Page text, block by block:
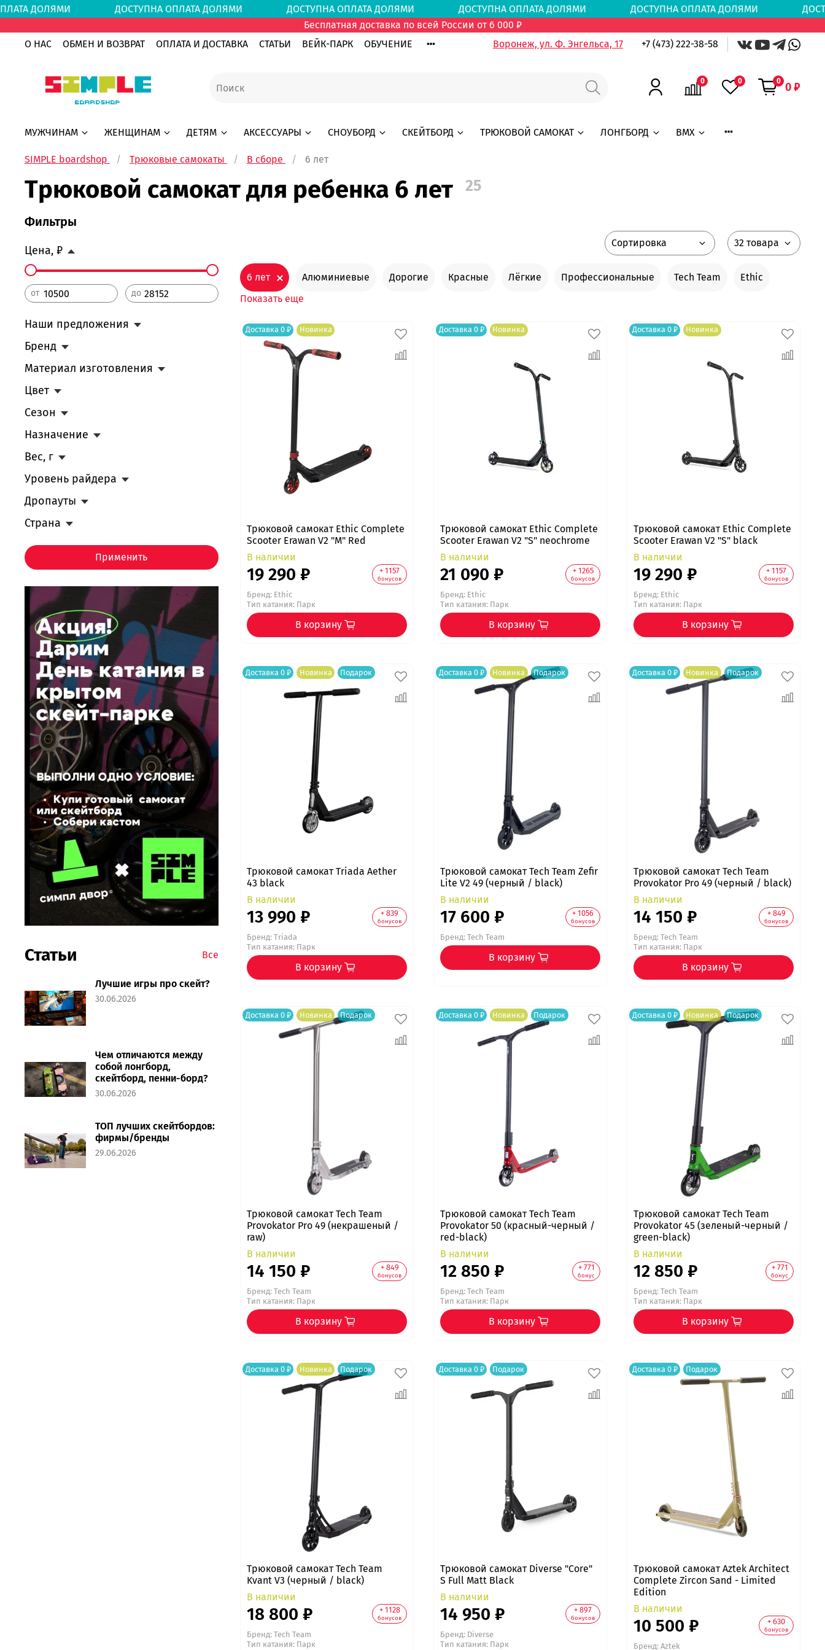
ДОЛЯМИ ДОСТУПНА ОПЛАТА ДОЛЯМИ ДОСТУПНА ОПЛАТА ДОЛЯМИ ДОСТУПНА ОПЛАТА ДОЛЯМИ ДОСТУПНА ОПЛАТА ДОЛЯМИ
Бесплатная доставка по всей России от 6 000 ₽
О НАС
ОБМЕН И ВОЗВРАТ ОПЛАТА И ДОСТАВКА СТАТЬИ ВЕЙК-ПАРК ОБУЧЕНИЕ Воронеж, ул. Ф. Энгельса, 17 +7 (473) 222-38-58
0 0 0 0 ₽
МУЖЧИНАМ ЖЕНЩИНАМ ДЕТЯМ АКСЕССУАРЫ СНОУБОРД СКЕЙТБОРД ТРЮКОВОЙ САМОКАТ ЛОНГБОРД BMX
SIMPLE boardshop Трюковые самокаты В сборе 6 лет
Трюковой самокат для ребенка 6 лет 25
6 лет Алюминиевые Дорогие Красные Лёгкие Профессиональные Tech Team
Ethic
Показать еще
Доставка 0 ₽ Новинка
Трюковой самокат Ethic Complete
Scooter Erawan V2 "M" Red
В наличии
19 290 ₽ + 1157
бонусов
Бренд: Ethic
Тип катания: Парк
В корзину
Доставка 0 ₽ Новинка
Трюковой самокат Ethic Complete
Scooter Erawan V2 "S" neochrome
В наличии
21 090 ₽ + 1265
бонусов
Бренд: Ethic
Тип катания: Парк
В корзину
Доставка 0 ₽ Новинка
Трюковой самокат Ethic Complete
Scooter Erawan V2 "S" black
В наличии
19 290 ₽ + 1157
бонусов
Бренд: Ethic
Тип катания: Парк
В корзину
Доставка 0 ₽ Новинка Подарок
Трюковой самокат Triada Aether
43 black
В наличии
13 990 ₽ + 839
бонусов
Бренд: Triada
Тип катания: Парк
В корзину
Доставка 0 ₽ Новинка Подарок
Трюковой самокат Tech Team Zefir
Lite V2 49 (черный / black)
В наличии
17 600 ₽ + 1056
бонусов
Бренд: Tech Team
В корзину
Доставка 0 ₽ Новинка Подарок
Трюковой самокат Tech Team
Provokator Pro 49 (черный / black)
В наличии
14 150 ₽ + 849
бонусов
Бренд: Tech Team
Тип катания: Парк
В корзину
Доставка 0 ₽ Новинка Подарок
Трюковой самокат Tech Team
Provokator Pro 49 (некрашеный /
raw)
В наличии
14 150 ₽ + 849
бонусов
Бренд: Tech Team
Тип катания: Парк
В корзину
Доставка 0 ₽ Новинка Подарок
Трюковой самокат Tech Team
Provokator 50 (красный-черный /
red-black)
В наличии
12 850 ₽ + 771
бонус
Бренд: Tech Team
Тип катания: Парк
В корзину
Доставка 0 ₽ Новинка Подарок
Трюковой самокат Tech Team
Provokator 45 (зеленый-черный /
green-black)
В наличии
12 850 ₽ + 771
бонус
Бренд: Tech Team
Тип катания: Парк
В корзину
Доставка 0 ₽ Новинка Подарок
Трюковой самокат Tech Team
Kvant V3 (черный / black)
В наличии
18 800 ₽ + 1128
бонусов
Бренд: Tech Team
Тип катания: Парк
Доставка 0 ₽ Подарок
Трюковой самокат Diverse "Core"
S Full Matt Black
В наличии
14 950 ₽ + 897
бонусов
Бренд: Diverse
Тип катания: Парк
Доставка 0 ₽ Подарок
Трюковой самокат Aztek Architect
Complete Zircon Sand - Limited
Edition
В наличии
10 500 ₽ + 630
бонусов
Бренд: Aztek
Фильтры
Цена, ₽
от до
Наши предложения
Бренд
Материал изготовления
Цвет
Сезон
Назначение
Вес, г
Уровень райдера
Дропауты
Страна
Применить
Статьи Все
Лучшие игры про скейт?
30.06.2026
Чем отличаются между
собой лонгборд,
скейтборд, пенни-борд?
30.06.2026
ТОП лучших скейтбордов:
фирмы/бренды
29.06.2026